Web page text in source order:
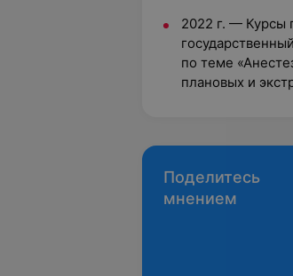
2022 г. — Курсы
по теме
плановых и
Поделитесь
мнением